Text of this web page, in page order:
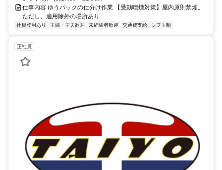
仕事内容 ゆうパックの仕分け作業 【受動喫煙対策】屋内原則禁煙。
ただし、適用除外の場所あり
社員登用あり 主婦・主夫歓迎 未経験者歓迎 交通費支給 シフト制
正社員